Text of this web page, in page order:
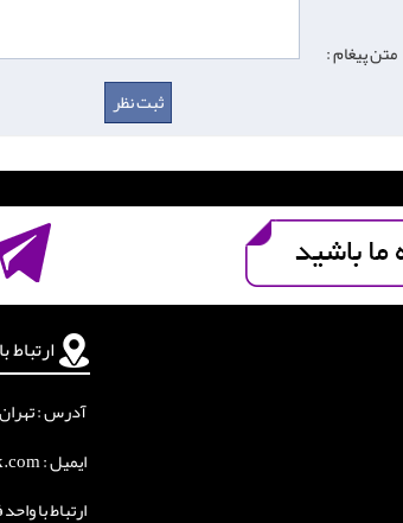
متن پیغام :
ارتباط
آدرس :
ایمیل : info@decortak.com
ارتباط با